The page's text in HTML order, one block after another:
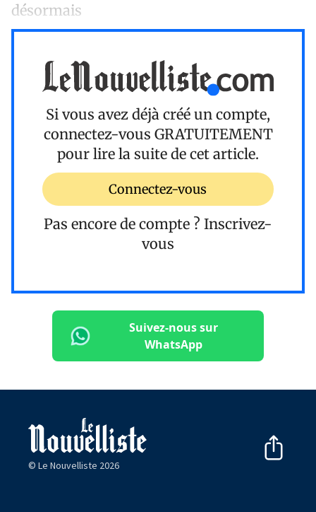
désormais
Si vous avez déjà créé un compte,
connectez-vous GRATUITEMENT
pour lire la suite de cet article.
Connectez-vous
Pas encore de compte ? Inscrivez-
vous
Suivez-nous sur
WhatsApp
© Le Nouvelliste 2026